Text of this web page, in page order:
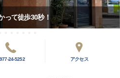
って徒歩30秒！
24-5252 アクセス